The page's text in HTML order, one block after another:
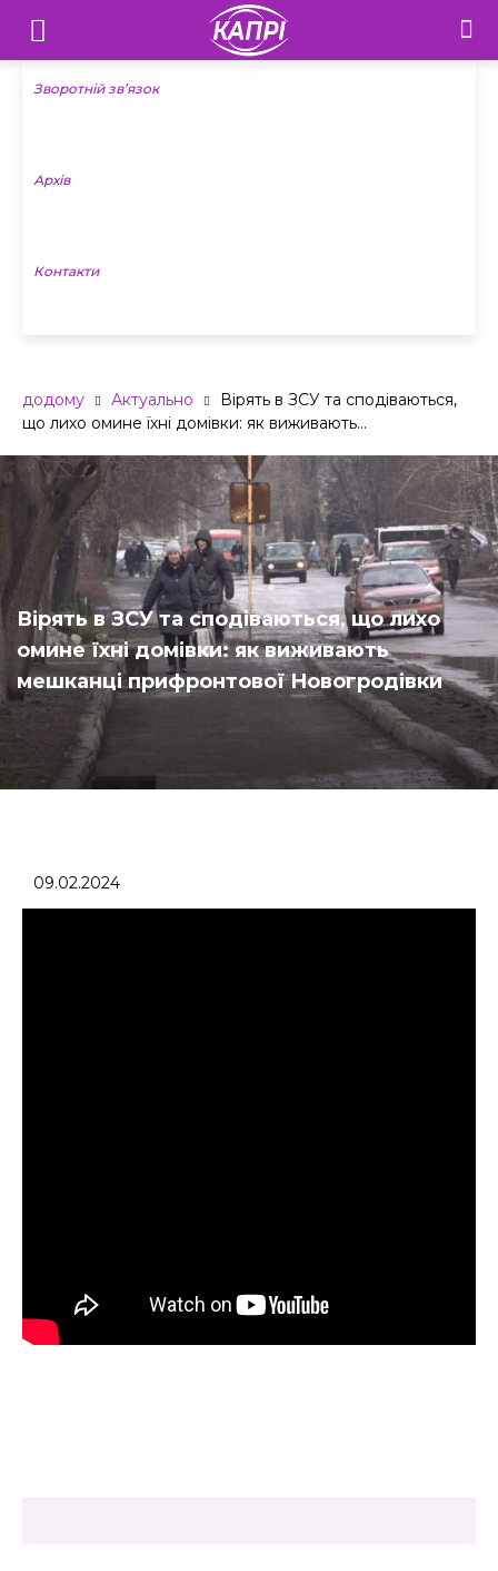
Телебачення
«Капрі»
Новини
Зворотній зв’язок
Архів
Контакти
додому Актуально
Вірять в ЗСУ та сподіваються,
що лихо омине їхні домівки: як виживають...
Вірять в ЗСУ та сподіваються, що лихо
омине їхні домівки: як виживають
мешканці прифронтової Новогродівки
09.02.2024